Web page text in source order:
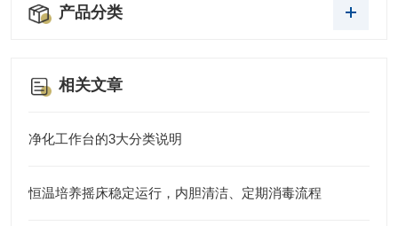
产品分类
相关文章
净化工作台的3大分类说明
恒温培养摇床稳定运行，内胆清洁、定期消毒流程